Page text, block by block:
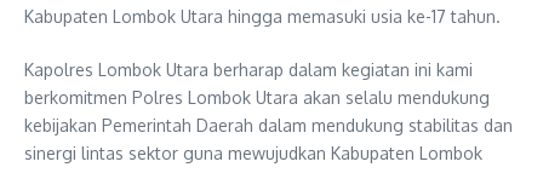
Kabupaten Lombok Utara hingga memasuki usia ke-17 tahun.
Kapolres Lombok Utara berharap dalam kegiatan ini kami
berkomitmen Polres Lombok Utara akan selalu mendukung
kebijakan Pemerintah Daerah dalam mendukung stabilitas dan
sinergi lintas sektor guna mewujudkan Kabupaten Lombok